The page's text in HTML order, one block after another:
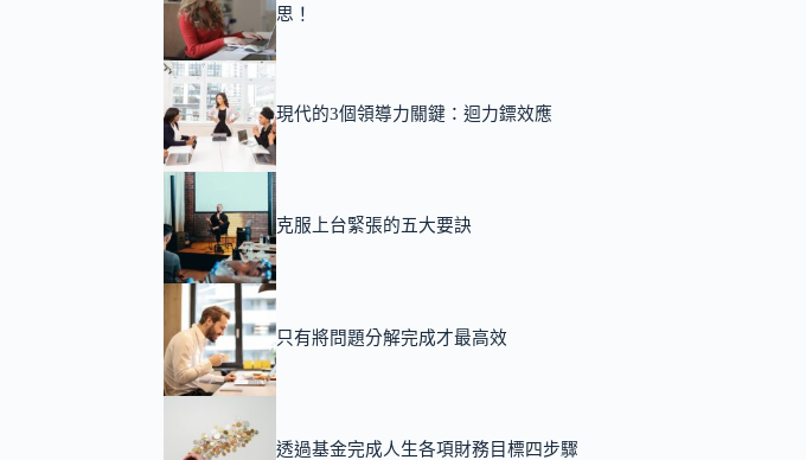
思！
現代的3個領導力關鍵：迴力鏢效應
克服上台緊張的五大要訣
只有將問題分解完成才最高效
透過基金完成人生各項財務目標四步驟